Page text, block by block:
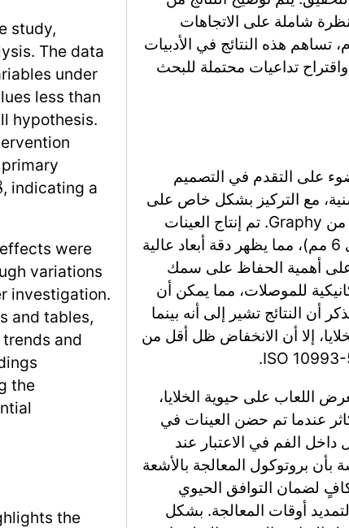
شاملة على الاتجاهات
تساهم هذه النتائج في الأدبيات
تداعيات محتملة للبحث
على التقدم في التصميم
مع التركيز بشكل خاص على
استخدام راتنج موصل Tera Harz TA-28 من Graphy. تم إنتاج العينات
بدقة بقطر 1 سم وأحجام مختلفة (0.5 إلى 6 مم)، مما يظهر دقة أبعاد عالية
على أهمية الحفاظ على سمك
للموصلات، مما يمكن أن
أن النتائج تشير إلى أنه بينما
إلا أن الانخفاض ظل أقل من
اللعاب على حيوية الخلايا،
عندما تم حضن العينات في
داخل الفم في الاعتبار عند
بأن بروتوكول المعالجة بالأشعة
القياسي لمدة 20 دقيقة كافٍ لضمان التوافق الحيوي
لتمديد أوقات المعالجة. بشكل
study,
The data
under
less than
hypothesis.
, indicating a
were
variations
investigation.
and tables,
and
the
the